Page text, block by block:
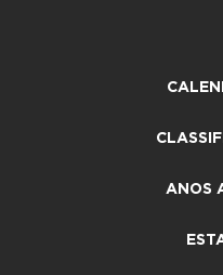
ANOS